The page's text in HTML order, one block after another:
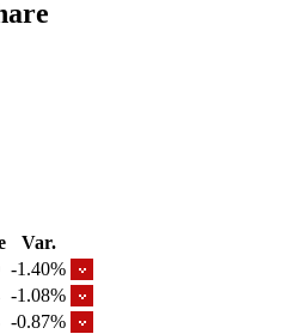
Var.
-1.40%
-1.08%
-0.87%